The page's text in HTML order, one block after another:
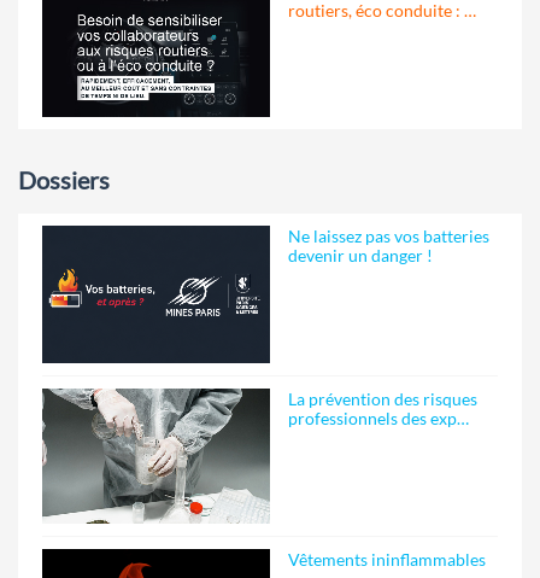
routiers, éco conduite : …
Dossiers
Ne laissez pas vos batteries
devenir un danger !
La prévention des risques
professionnels des exp…
Vêtements ininflammables